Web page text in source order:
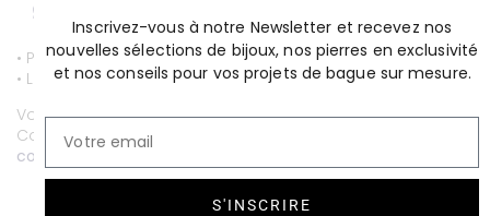
• Paiement par CB entièrement sécurisé.
• Livraison gratuite.
Vous souhaitez personnaliser ce bijou ?
Contactez-nous au
contact@compagniedesgemmes.com
Inscrivez-vous à notre Newsletter et recevez nos
nouvelles sélections de bijoux, nos pierres en exclusivité
et nos conseils pour vos projets de bague sur mesure.
S'INSCRIRE